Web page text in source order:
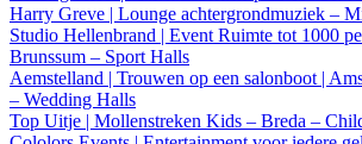
Harry Greve | Lounge achtergrondmuziek –
Studio Hellenbrand | Event Ruimte tot 1000
Brunssum – Sport Halls
Aemstelland | Trouwen op een salonboot |
– Wedding Halls
Top Uitje | Mollenstreken Kids – Breda –